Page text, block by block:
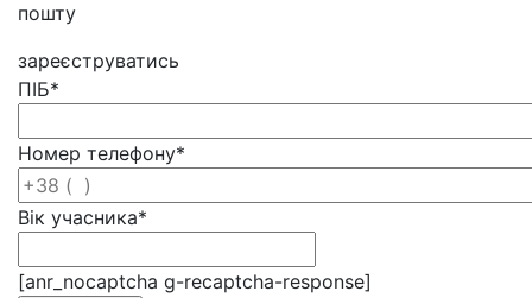
пошту
зареєструватись
ПІБ*
Номер телефону*
Вік учасника*
[anr_nocaptcha g-recaptcha-response]